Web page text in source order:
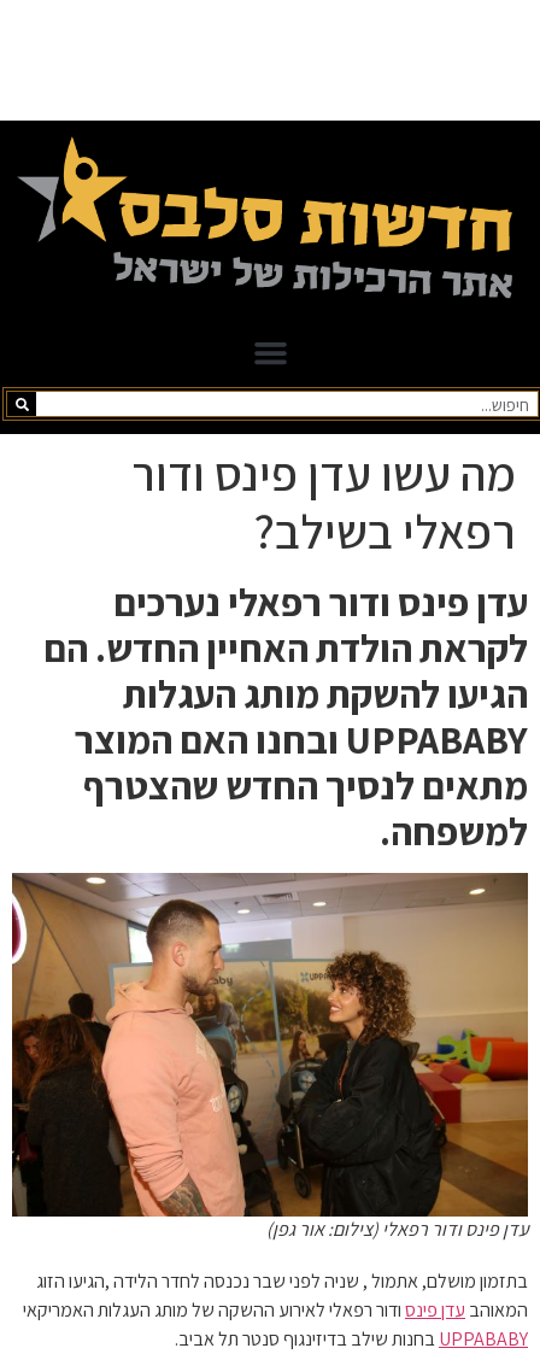
מה עשו עדן פינס ודור
רפאלי בשילב?
עדן פינס ודור רפאלי נערכים
לקראת הולדת האחיין החדש. הם
הגיעו להשקת מותג העגלות
UPPABABY ובחנו האם המוצר
מתאים לנסיך החדש שהצטרף
למשפחה.
עדן פינס ודור רפאלי (צילום: אור גפן)
בתזמון מושלם, אתמול , שניה לפני שבר נכנסה לחדר הלידה ,הגיעו הזוג
המאוהב עדן פינסודור רפאלי לאירוע ההשקה של מותג העגלות האמריקאי
UPPABABYבחנות שילב בדיזינגוף סנטר תל אביב.